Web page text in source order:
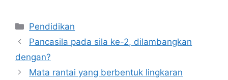
Kategori
Pendidikan
Pancasila pada sila ke-2, dilambangkan
dengan?
Mata rantai yang berbentuk lingkaran